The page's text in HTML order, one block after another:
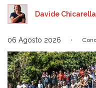
Davide Chicarella
06 Agosto 2026